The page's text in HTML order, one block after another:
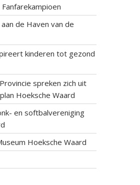
de Haven van de
kinderen tot gezond
spreken zich uit
Hoeksche Waard
en softbalvereniging
Hoeksche Waard